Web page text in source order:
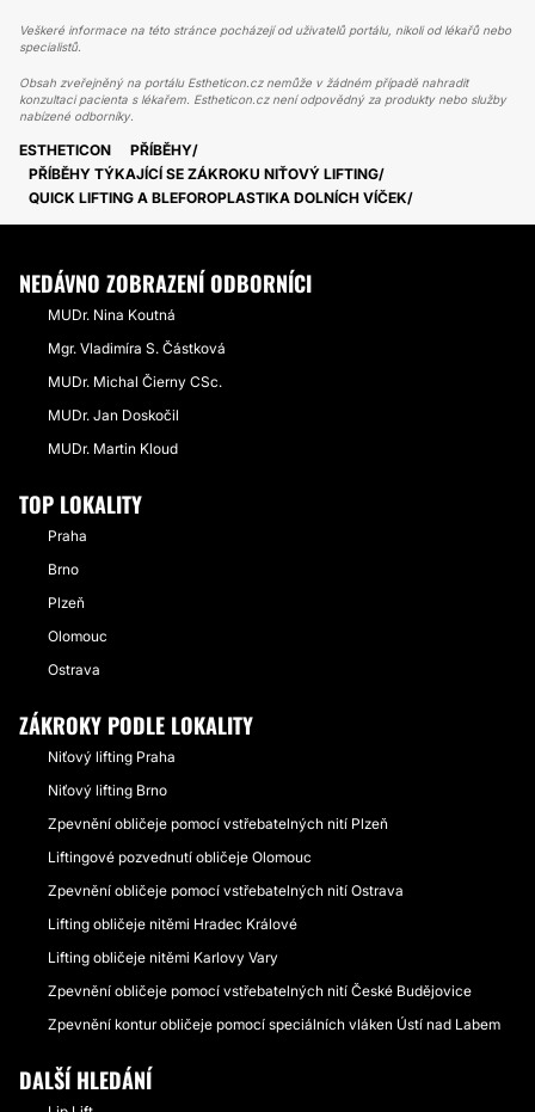
Veškeré informace na této stránce pocházejí od uživatelů portálu, nikoli od lékařů nebo
specialistů.
Obsah zveřejněný na portálu Estheticon.cz nemůže v žádném případě nahradit
konzultaci pacienta s lékařem. Estheticon.cz není odpovědný za produkty nebo služby
nabízené odborníky.
ESTHETICON
PŘÍBĚHY
PŘÍBĚHY TÝKAJÍCÍ SE ZÁKROKU NIŤOVÝ LIFTING
QUICK LIFTING A BLEFOROPLASTIKA DOLNÍCH VÍČEK
NEDÁVNO ZOBRAZENÍ ODBORNÍCI
MUDr. Nina Koutná
Mgr. Vladimíra S. Částková
MUDr. Michal Čierny CSc.
MUDr. Jan Doskočil
MUDr. Martin Kloud
TOP LOKALITY
Praha
Brno
Plzeň
Olomouc
Ostrava
ZÁKROKY PODLE LOKALITY
Niťový lifting Praha
Niťový lifting Brno
Zpevnění obličeje pomocí vstřebatelných nití Plzeň
Liftingové pozvednutí obličeje Olomouc
Zpevnění obličeje pomocí vstřebatelných nití Ostrava
Lifting obličeje nitěmi Hradec Králové
Lifting obličeje nitěmi Karlovy Vary
Zpevnění obličeje pomocí vstřebatelných nití České Budějovice
Zpevnění kontur obličeje pomocí speciálních vláken Ústí nad Labem
DALŠÍ HLEDÁNÍ